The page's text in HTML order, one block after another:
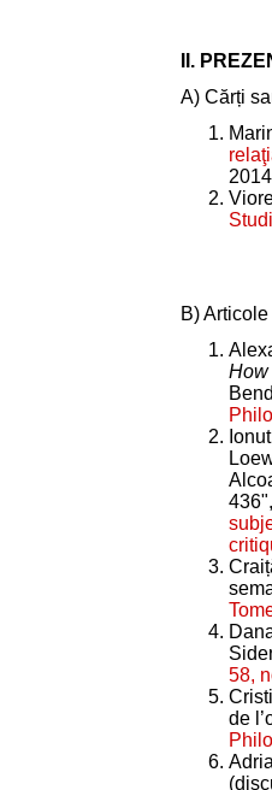
II.
A) Cărți
2014
B)
58,
de